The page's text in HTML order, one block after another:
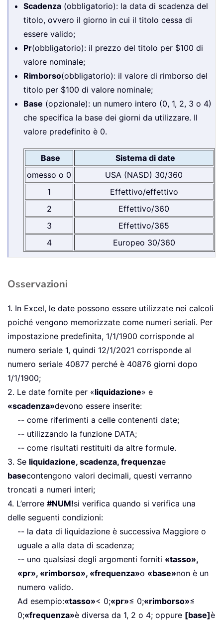
Scadenza (obbligatorio): la data di scadenza del
titolo, ovvero il giorno in cui il titolo cessa di
essere valido;
Pr(obbligatorio): il prezzo del titolo per $100 di
valore nominale;
Rimborso(obbligatorio): il valore di rimborso del
titolo per $100 di valore nominale;
Base (opzionale): un numero intero (0, 1, 2, 3 o 4)
che specifica la base dei giorni da utilizzare. Il
valore predefinito è 0.
Base
Sistema di date
omesso o 0
USA (NASD) 30/360
1
Effettivo/effettivo
2
Effettivo/360
3
Effettivo/365
4
Europeo 30/360
Osservazioni
1. In Excel, le date possono essere utilizzate nei calcoli
poiché vengono memorizzate come numeri seriali. Per
impostazione predefinita, 1/1/1900 corrisponde al
numero seriale 1, quindi 12/1/2021 corrisponde al
numero seriale 40877 perché è 40876 giorni dopo
1/1/1900;
2. Le date fornite per «liquidazione» e
«scadenza»devono essere inserite:
-- come riferimenti a celle contenenti date;
-- utilizzando la funzione DATA;
-- come risultati restituiti da altre formule.
3. Se liquidazione, scadenza, frequenzae
basecontengono valori decimali, questi verranno
troncati a numeri interi;
4. L’errore #NUM!si verifica quando si verifica una
delle seguenti condizioni:
-- la data di liquidazione è successiva Maggiore o
uguale a alla data di scadenza;
-- uno qualsiasi degli argomenti forniti «tasso»,
«pr», «rimborso», «frequenza»o «base»non è un
numero valido.
Ad esempio:«tasso»< 0;«pr»≤ 0;«rimborso»≤
0;«frequenza»è diversa da 1, 2 o 4; oppure [base]è